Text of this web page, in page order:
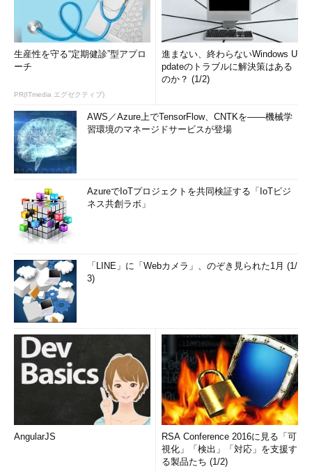
生産性を守る“定期健診”型アプロ
ーチ
PR(ITmedia エグゼクティブ)
進まない、終わらないWindows U
pdateのトラブルに解決策はある
のか？ (1/2)
AWS／Azure上でTensorFlow、CNTKを――機械学
習環境のマネージドサービスが登場
AzureでIoTプロジェクトを共同検証する「IoTビジ
ネス共創ラボ」
「LINE」に「Webカメラ」、のぞき見られた1月 (1/
3)
AngularJS
RSA Conference 2016に見る「可
視化」「検出」「対応」を支援す
る製品たち (1/2)